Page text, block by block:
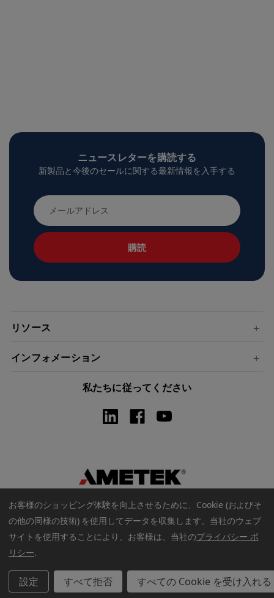
ニュースレターを購読する
新製品と今後のセールに関する最新情報を入手する
メ
ー
ル
ア
ド
リソース
インフォメーション
私たちに従ってください
著作権 © 2026 アメテックウェブストア. すべての著作権は保護され
お客様のショッピング体験を向上させるために、Cookie (およびそ
の他の同様の技術) を使用してデータを収集します。 当社のウェブ
サイトを使用することにより、お客様は、当社のプライバシー ポ
リシー.
設定 すべて拒否 すべての Cookie を受け入れる